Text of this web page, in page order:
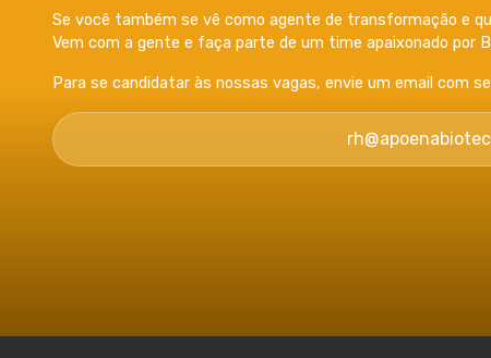
Se você também se vê como agente de transformação e
Vem com a gente e faça parte de um time apaixonado por
Para se candidatar às nossas vagas, envie um email com